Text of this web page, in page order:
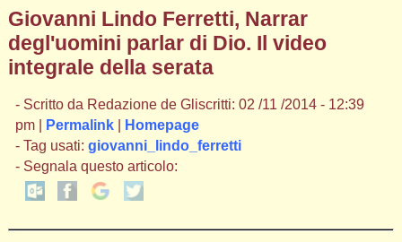
Giovanni Lindo Ferretti, Narrar
degl'uomini parlar di Dio. Il video
integrale della serata
- Scritto da Redazione de Gliscritti: 02 /11 /2014 - 12:39
pm |
Permalink|
Homepage
- Tag usati: giovanni_lindo_ferretti
- Segnala questo articolo: